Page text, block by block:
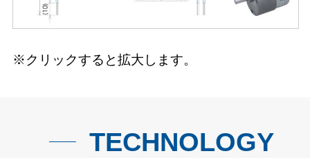
※クリックすると拡大します。
TECHNOLOGY